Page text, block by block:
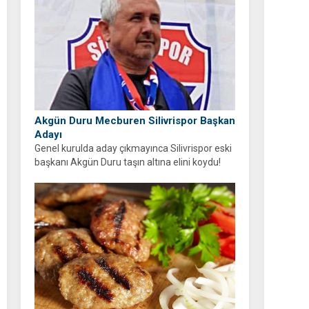
Akgün Duru Mecburen Silivrispor Başkan
Adayı
Genel kurulda aday çıkmayınca Silivrispor eski
başkanı Akgün Duru taşın altına elini koydu!
açıkladı.